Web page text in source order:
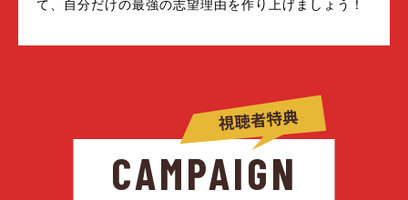
て、自分だけの最強の志望理由を作り上げましょう！
CAMPAIGN